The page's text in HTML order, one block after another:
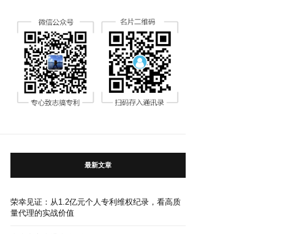
最新文章
荣幸见证：从1.2亿元个人专利维权纪录，看高质
量代理的实战价值